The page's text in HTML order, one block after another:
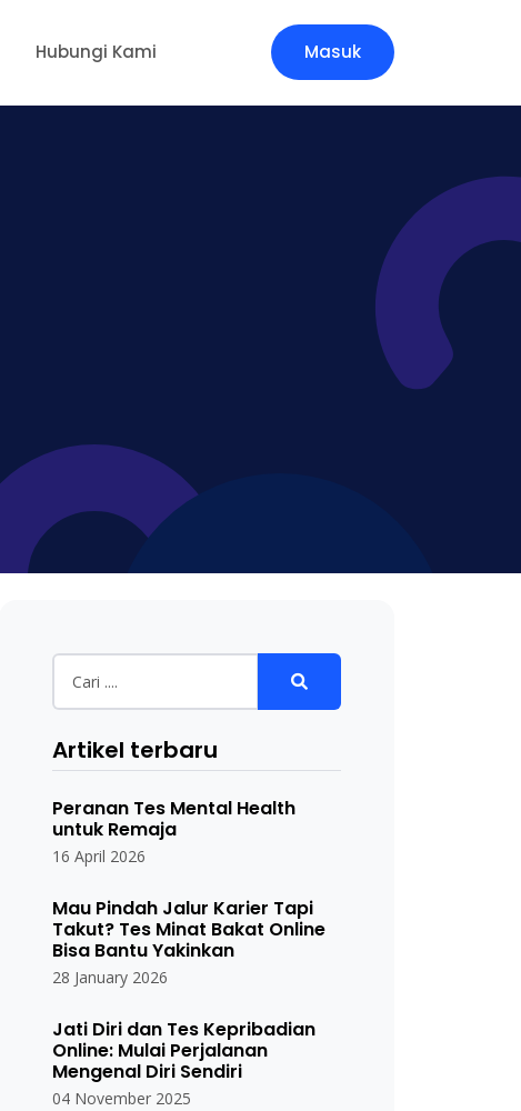
Hubungi Kami Masuk
Artikel terbaru
Peranan Tes Mental Health
untuk Remaja
16 April 2026
Mau Pindah Jalur Karier Tapi
Takut? Tes Minat Bakat Online
Bisa Bantu Yakinkan
28 January 2026
Jati Diri dan Tes Kepribadian
Online: Mulai Perjalanan
Mengenal Diri Sendiri
04 November 2025